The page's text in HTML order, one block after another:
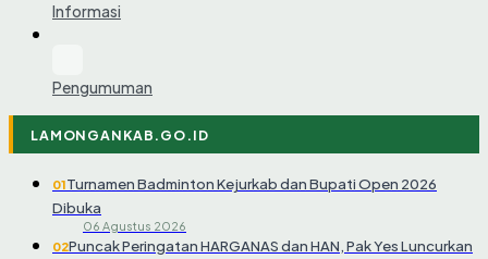
Informasi
Pengumuman
LAMONGANKAB.GO.ID
01Turnamen Badminton Kejurkab dan Bupati Open 2026
Dibuka
06 Agustus 2026
02Puncak Peringatan HARGANAS dan HAN, Pak Yes Luncurkan